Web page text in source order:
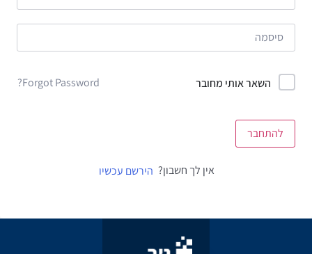
השאר אותי מחובר Forgot Password?
להתחבר
אין לך חשבון? הירשם עכשיו